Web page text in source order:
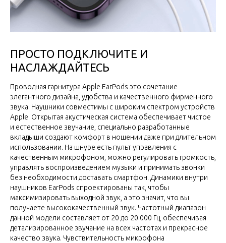
ПРОСТО ПОДКЛЮЧИТЕ И
НАСЛАЖДАЙТЕСЬ
Проводная гарнитура Apple EarPods это сочетание
элегантного дизайна, удобства и качественного фирменного
звука. Наушники совместимы с широким спектром устройств
Apple. Открытая акустическая система обеспечивает чистое
и естественное звучание, специально разработанные
вкладыши создают комфорт в ношении даже при длительном
использовании. На шнуре есть пульт управления с
качественным микрофоном, можно регулировать громкость,
управлять воспроизведением музыки и принимать звонки
без необходимости доставать смартфон. Динамики внутри
наушников EarPods спроектированы так, чтобы
максимизировать выходной звук, а это значит, что вы
получаете высококачественный звук. Частотный диапазон
данной модели составляет от 20 до 20.000 Гц, обеспечивая
детализированное звучание на всех частотах и прекрасное
качество звука. Чувствительность микрофона